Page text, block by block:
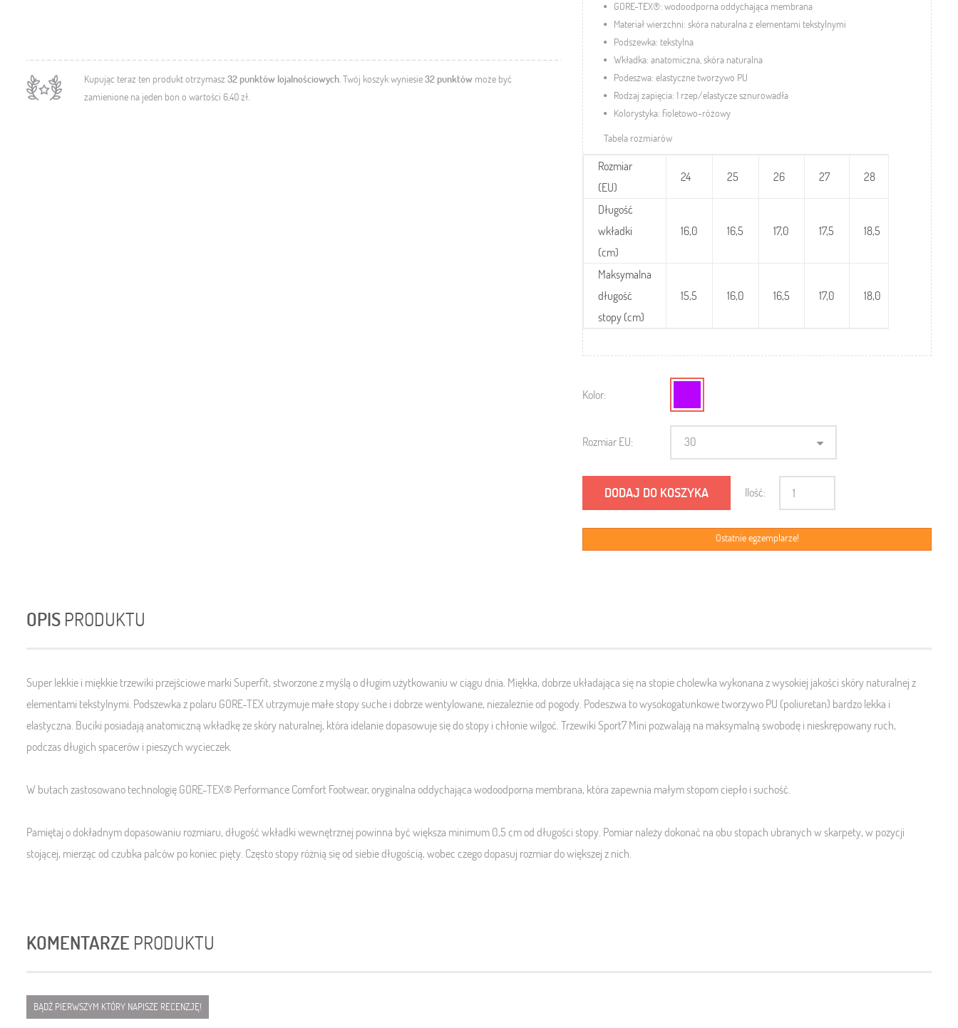
Kupując teraz ten produkt otrzymasz 32punktów lojalnościowych. Twój koszyk wyniesie32punktów może być
zamienione na jeden bon o wartości 6,40 zł.
GORE-TEX®: wodoodporna oddychająca membrana
Materiał wierzchni: skóra naturalna z elementami tekstylnymi
Podszewka: tekstylna
Wkładka: anatomiczna, skóra naturalna
Podeszwa: elastyczne tworzywo PU
Rodzaj zapięcia: 1 rzep/elastycze sznurowadła
Kolorystyka: fioletowo-różowy
Tabela rozmiarów
Rozmiar
(EU)
24 25 26 27 28
Długość
wkładki
(cm)
16,0 16,5 17,0 17,5 18,5
Maksymalna
długość
stopy (cm)
15,5 16,0 16,5 17,0 18,0
Kolor:
Rozmiar EU: 30
DODAJ DO KOSZYKA Ilość:
Ostatnie egzemplarze!
OPIS PRODUKTU
Super lekkie i miękkie trzewiki przejściowe marki Superfit, stworzone z myślą o długim użytkowaniu w ciągu dnia . Miękka, dobrze układająca się na stopie cholewka wykonana z wysokiej jakości skóry naturalnej z
elementami tekstylnymi. Podszewka z polaru GORE-TEX utrzymuje małe stopy suche i dobrze wentylowane, niezależnie od pogody. Podeszwa to wysokogatunkowe tworzywoPU (poliuretan) bardzolekka i
elastyczna . Buciki posiadają anatomiczną wkładkę ze skóry naturalnej, która idelanie dopasowuje się do stopy ichłonie wilgoć. Trzewiki Sport7 Mini pozwalają na maksymalną swobodę i nieskrępowany ruch,
podczas długich spacerów i pieszych wycieczek.
W butach zastosowano technologię GORE-TEX® Performance Comfort Footwear, oryginalna oddychająca wodoodporna membrana, która zapewnia małym stopom ciepło i suchość.
Pamiętaj o dokładnym dopasowaniu rozmiaru, długość wkładki wewnętrznej powinna być większa minimum 0,5 cm od długości stopy. Pomiar należy dokonać na obu stopach ubranych w skarpety, w pozycji
stojącej, mierząc od czubka palców po koniec pięty. Często stopy różnią się od siebie długością, wobec czego dopasuj rozmiar do większej z nich.
KOMENTARZE PRODUKTU
BĄDŹ PIERWSZYM KTÓRY NAPISZE RECENZJĘ!